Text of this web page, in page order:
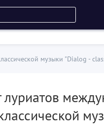
музыки "Dialog -